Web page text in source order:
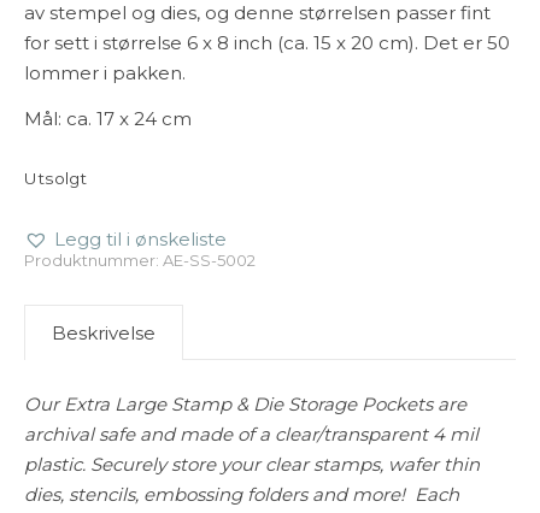
av stempel og dies, og denne størrelsen passer fint
for sett i størrelse 6 x 8 inch (ca. 15 x 20 cm). Det er 50
lommer i pakken.
Mål: ca. 17 x 24 cm
Utsolgt
Legg til i ønskeliste
Produktnummer: AE-SS-5002
Beskrivelse
Our Extra Large Stamp & Die Storage Pockets are
archival safe and made of a clear/transparent 4 mil
plastic. Securely store your clear stamps, wafer thin
dies, stencils, embossing folders and more! Each